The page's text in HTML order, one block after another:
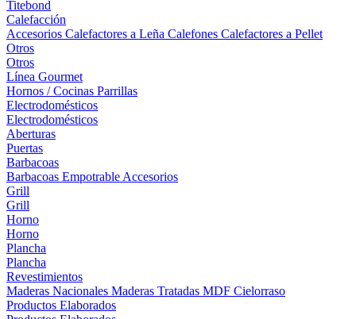
Titebond
Calefacción
Accesorios Calefactores a Leña Calefones Calefactores a Pellet
Otros
Otros
Línea Gourmet
Hornos / Cocinas Parrillas
Electrodomésticos
Electrodomésticos
Aberturas
Puertas
Barbacoas
Barbacoas Empotrable Accesorios
Grill
Grill
Horno
Horno
Plancha
Plancha
Revestimientos
Maderas Nacionales Maderas Tratadas MDF Cielorraso
Productos Elaborados